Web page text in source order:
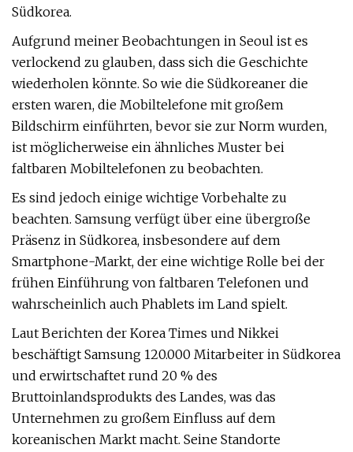
Südkorea.
Aufgrund meiner Beobachtungen in Seoul ist es
verlockend zu glauben, dass sich die Geschichte
wiederholen könnte. So wie die Südkoreaner die
ersten waren, die Mobiltelefone mit großem
Bildschirm einführten, bevor sie zur Norm wurden,
ist möglicherweise ein ähnliches Muster bei
faltbaren Mobiltelefonen zu beobachten.
Es sind jedoch einige wichtige Vorbehalte zu
beachten. Samsung verfügt über eine übergroße
Präsenz in Südkorea, insbesondere auf dem
Smartphone-Markt, der eine wichtige Rolle bei der
frühen Einführung von faltbaren Telefonen und
wahrscheinlich auch Phablets im Land spielt.
Laut Berichten der Korea Times und Nikkei
beschäftigt Samsung 120.000 Mitarbeiter in Südkorea
und erwirtschaftet rund 20 % des
Bruttoinlandsprodukts des Landes, was das
Unternehmen zu großem Einfluss auf dem
koreanischen Markt macht. Seine Standorte